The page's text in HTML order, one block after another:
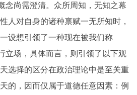
念尚需澄清。众所周知，无知之幕
人对自身的诸种禀赋一无所知时，
设想引领了一种现在被我们称
立场，具体而言，则引领了以下观
选择的区分在政治理论中是至关重
的，因而仅属于道德任意因素：例